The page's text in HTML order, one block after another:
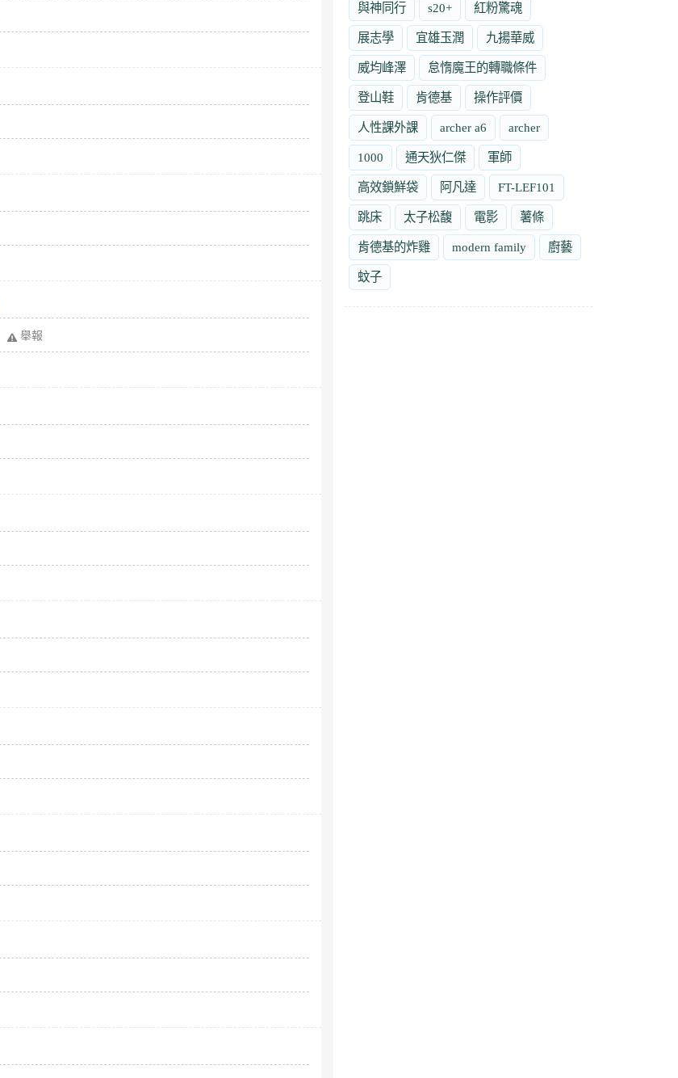
舉報
與神同行 s20+ 紅粉驚魂
展志學 宜雄玉潤 九揚華威
威均峰澤 怠惰魔王的轉職條件
登山鞋 肯德基 操作評價
人性課外課 archer a6 archer
1000 通天狄仁傑 軍師
高效鎖鮮袋 阿凡達 FT-LEF101
跳床 太子松馥 電影 薯條
肯德基的炸雞 modern family 廚藝
蚊子